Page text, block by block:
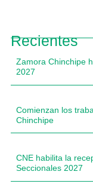
Recientes
Zamora Chinchipe
2027
Comienzan los
Chinchipe
CNE habilita la
Seccionales 2027